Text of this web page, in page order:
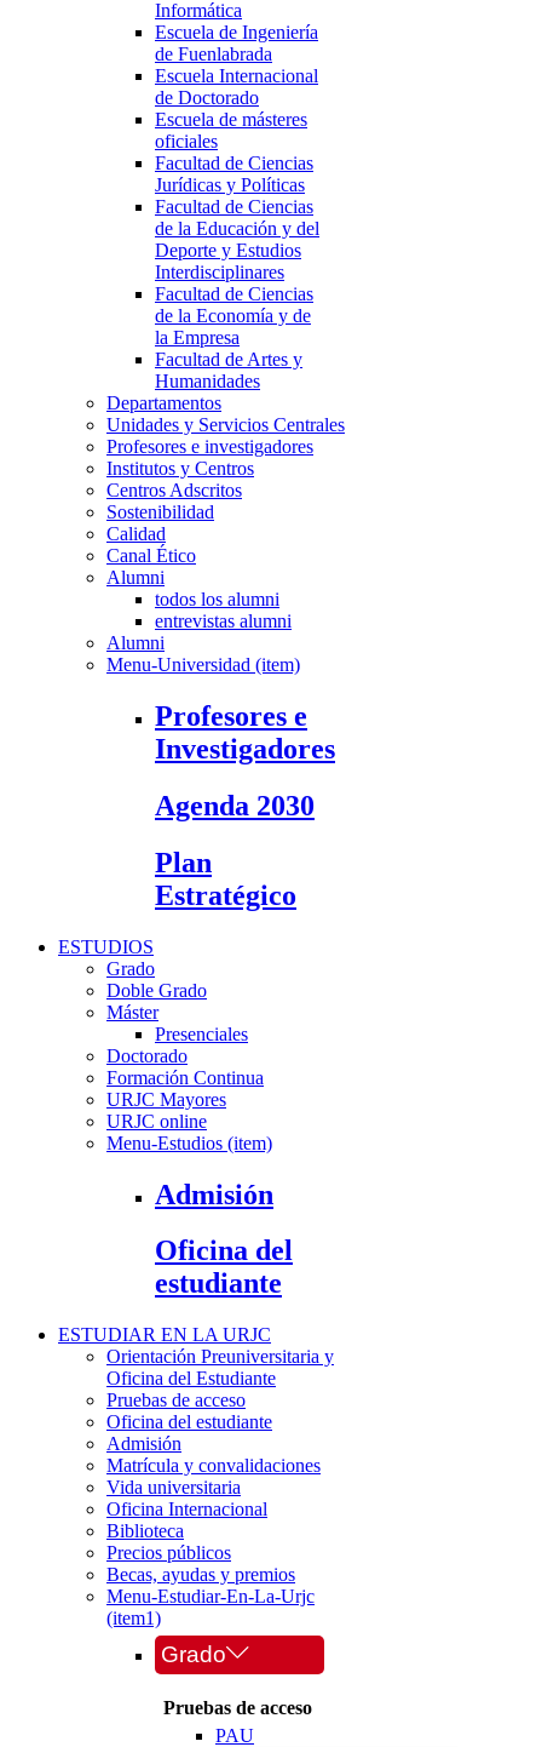
Informática
Escuela de Ingeniería
de Fuenlabrada
Escuela Internacional
de Doctorado
Escuela de másteres
oficiales
Facultad de Ciencias
Jurídicas y Políticas
Facultad de Ciencias
de la Educación y del
Deporte y Estudios
Interdisciplinares
Facultad de Ciencias
de la Economía y de
la Empresa
Facultad de Artes y
Humanidades
Departamentos
Unidades y Servicios Centrales
Profesores e investigadores
Institutos y Centros
Centros Adscritos
Sostenibilidad
Calidad
Canal Ético
Alumni
todos los alumni
entrevistas alumni
Alumni
Menu-Universidad (item)
Profesores e
Investigadores
Agenda 2030
Plan
Estratégico
ESTUDIOS
Grado
Doble Grado
Máster
Presenciales
Doctorado
Formación Continua
URJC Mayores
URJC online
Menu-Estudios (item)
Admisión
Oficina del
estudiante
ESTUDIAR EN LA URJC
Orientación Preuniversitaria y
Oficina del Estudiante
Pruebas de acceso
Oficina del estudiante
Admisión
Matrícula y convalidaciones
Vida universitaria
Oficina Internacional
Biblioteca
Precios públicos
Becas, ayudas y premios
Menu-Estudiar-En-La-Urjc
(item1)
Grado
Pruebas de acceso
PAU